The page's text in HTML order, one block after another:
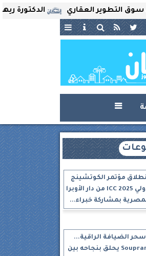
الدكتورة ريهام العقاري

مؤتمر الكوتشينج
الدولي ICC 2025 من دار الأوبرا
بمشاركة خبراء...
سحر الضيافة الراقية...
Souprano يحلق بنجاحه بين